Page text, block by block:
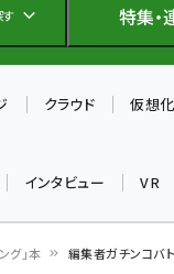
す 特集・
クラウド 仮想
インタビュー VR
グ」本 編集者ガチンコバ